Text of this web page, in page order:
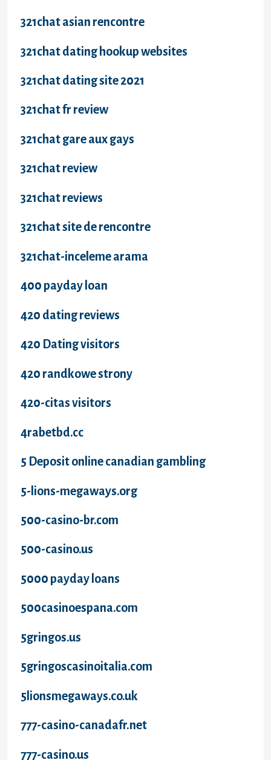
321chat asian rencontre
321chat dating hookup websites
321chat dating site 2021
321chat fr review
321chat gare aux gays
321chat review
321chat reviews
321chat site de rencontre
321chat-inceleme arama
400 payday loan
420 dating reviews
420 Dating visitors
420 randkowe strony
420-citas visitors
4rabetbd.cc
5 Deposit online canadian gambling
5-lions-megaways.org
500-casino-br.com
500-casino.us
5000 payday loans
500casinoespana.com
5gringos.us
5gringoscasinoitalia.com
5lionsmegaways.co.uk
777-casino-canadafr.net
777-casino.us